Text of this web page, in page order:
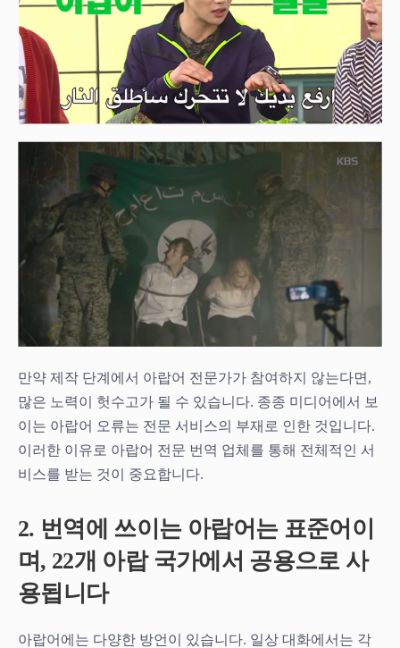
만약 제작 단계에서 아랍어 전문가가 참여하지 않는다면,
많은 노력이 헛수고가 될 수 있습니다. 종종 미디어에서 보
이는 아랍어 오류는 전문 서비스의 부재로 인한 것입니다.
이러한 이유로 아랍어 전문 번역 업체를 통해 전체적인 서
비스를 받는 것이 중요합니다.
2. 번역에 쓰이는 아랍어는 표준어이
며, 22개 아랍 국가에서 공용으로 사
용됩니다
아랍어에는 다양한 방언이 있습니다. 일상 대화에서는 각